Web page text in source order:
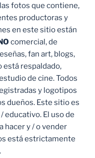
fotos que contiene,
productoras y
en este sitio están
comercial, de
fan art, blogs,
está respaldado,
de cine. Todos
y logotipos
dueños. Este sitio es
educativo. El uso de
hacer y / o vender
está estrictamente